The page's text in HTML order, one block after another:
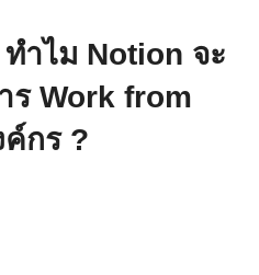
ำไม Notion จะ
ร Work from
กร ?